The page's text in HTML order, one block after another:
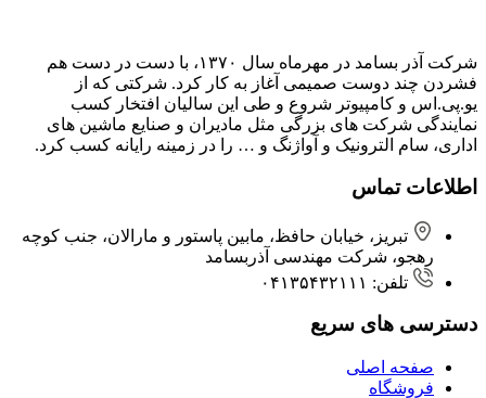
شرکت آذر بسامد در مهرماه سال ۱۳۷۰، با دست در دست هم
فشردن ‌چند دوست صمیمی آغاز به کار کرد. شرکتی که از
یو.پی.اس و کامپیوتر شروع و طی این سالیان افتخار کسب
نمایندگی شرکت های بزرگی مثل مادیران و صنایع ماشین های
اداری، سام الترونیک و آواژنگ و … را در زمینه رایانه کسب کرد.
اطلاعات تماس
تبریز، خیابان حافظ، مابین پاستور و مارالان، جنب کوچه
رهجو، شرکت مهندسی آذربسامد
تلفن: ۰۴۱۳۵۴۳۲۱۱۱
دسترسی های سریع
صفحه اصلی
فروشگاه